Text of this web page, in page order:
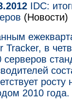
IDC:
(Новости)
Tracker, в
серверов
2010 года.